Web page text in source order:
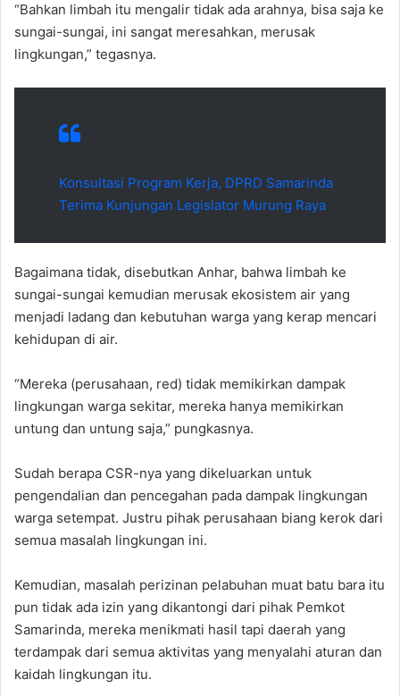
“Bahkan limbah itu mengalir tidak ada arahnya, bisa saja ke
sungai-sungai, ini sangat meresahkan, merusak
lingkungan,” tegasnya.
Konsultasi Program Kerja, DPRD Samarinda
Terima Kunjungan Legislator Murung Raya
Bagaimana tidak, disebutkan Anhar, bahwa limbah ke
sungai-sungai kemudian merusak ekosistem air yang
menjadi ladang dan kebutuhan warga yang kerap mencari
kehidupan di air.
“Mereka (perusahaan, red) tidak memikirkan dampak
lingkungan warga sekitar, mereka hanya memikirkan
untung dan untung saja,” pungkasnya.
Sudah berapa CSR-nya yang dikeluarkan untuk
pengendalian dan pencegahan pada dampak lingkungan
warga setempat. Justru pihak perusahaan biang kerok dari
semua masalah lingkungan ini.
Kemudian, masalah perizinan pelabuhan muat batu bara itu
pun tidak ada izin yang dikantongi dari pihak Pemkot
Samarinda, mereka menikmati hasil tapi daerah yang
terdampak dari semua aktivitas yang menyalahi aturan dan
kaidah lingkungan itu.